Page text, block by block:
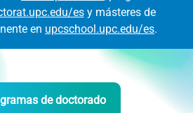
esy másteres de
en upcschool.upc.edu/es.
de doctorado